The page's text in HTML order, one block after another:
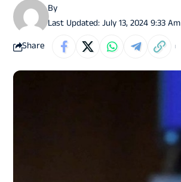
Last Updated: July 13, 2024 9:33 Am
By
Share